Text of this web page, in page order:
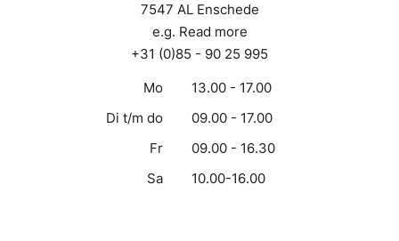
7547 AL Enschede
e.g. Read more
+31 (0)85 - 90 25 995
Mo
13.00 - 17.00
Di t/m do
09.00 - 17.00
Fr
09.00 - 16.30
Sa
10.00-16.00